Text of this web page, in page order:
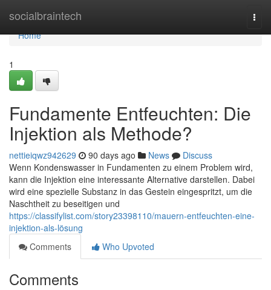
socialbraintech
Home
Home
1
Fundamente Entfeuchten: Die
Injektion als Methode?
nettieiqwz942629 90 days ago News
Discuss
Wenn Kondenswasser in Fundamenten zu einem Problem wird,
kann die Injektion eine interessante Alternative darstellen. Dabei
wird eine spezielle Substanz in das Gestein eingespritzt, um die
Naschtheit zu beseitigen und
https://classifylist.com/story23398110/mauern-entfeuchten-eine-
injektion-als-lösung
Comments
Who Upvoted
Comments